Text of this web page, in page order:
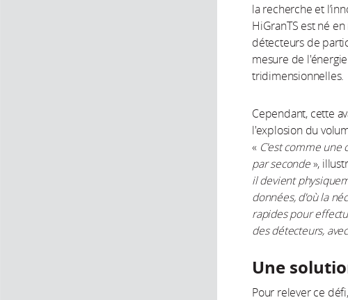
la recherche et
HiGranTS est né
détecteurs de
mesure de
tridimensionnelles.
Cependant, cette
l'explosion du
« C'est comme une
par seconde»,
il devient
données, d'où la
rapides pour
des détecteurs,
Une
Pour relever ce